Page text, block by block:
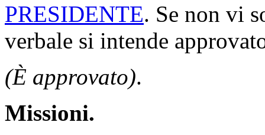
PRESIDENTE. Se non vi
verbale si intende
(È approvato).
Missioni.